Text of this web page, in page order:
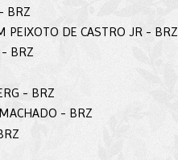
BRZ
PEIXOTO DE CASTRO JR - BRZ
- BRZ
- BRZ
- BRZ